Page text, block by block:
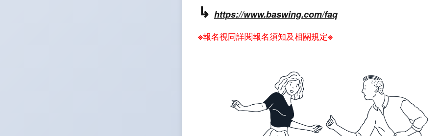
↳ https://www.baswing.com/faq
※報名視同詳閱報名須知及相關規定※